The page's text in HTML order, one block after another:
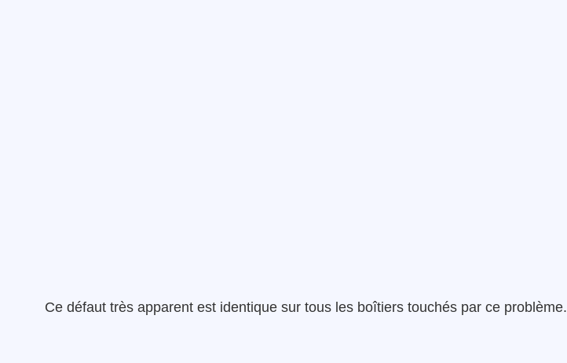
Ce défaut très apparent est identique sur tous les boîtiers touchés par ce problème.